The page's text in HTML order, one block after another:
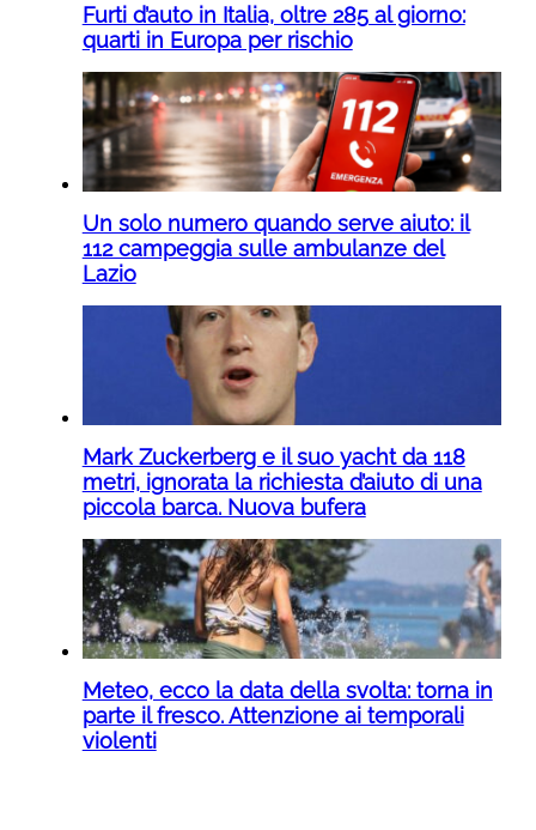
Furti d’auto in Italia, oltre 285 al giorno:
quarti in Europa per rischio
Un solo numero quando serve aiuto: il
112 campeggia sulle ambulanze del
Lazio
Mark Zuckerberg e il suo yacht da 118
metri, ignorata la richiesta d’aiuto di una
piccola barca. Nuova bufera
Meteo, ecco la data della svolta: torna in
parte il fresco. Attenzione ai temporali
violenti